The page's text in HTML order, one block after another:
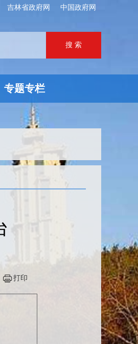
中国政府网
吉林省政府网
专题专栏
打印